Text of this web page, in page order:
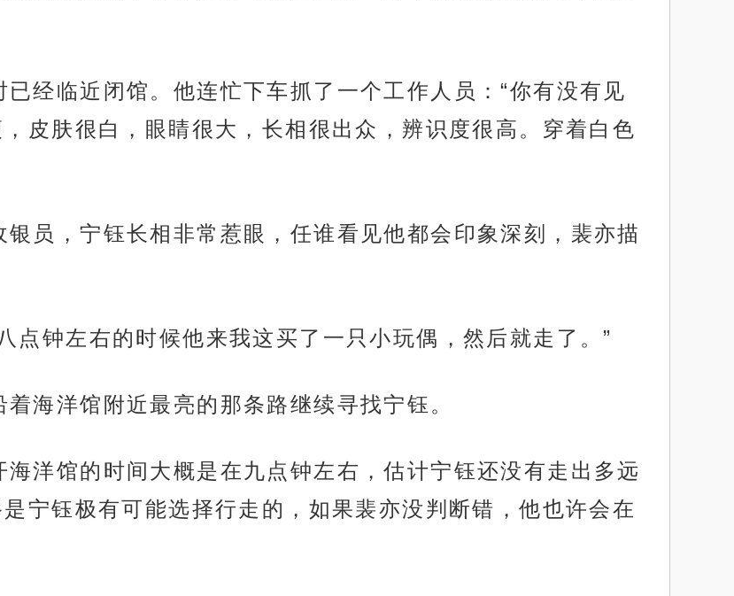
经临近闭馆。他连忙下车抓了一个工作人员：“你有没有见
皮肤很白，眼睛很大，长相很出众，辨识度很高。穿着白色
员，宁钰长相非常惹眼，任谁看见他都会印象深刻，裴亦描
点钟左右的时候他来我这买了一只小玩偶，然后就走了。”
海洋馆附近最亮的那条路继续寻找宁钰。
洋馆的时间大概是在九点钟左右，估计宁钰还没有走出多远
宁钰极有可能选择行走的，如果裴亦没判断错，他也许会在